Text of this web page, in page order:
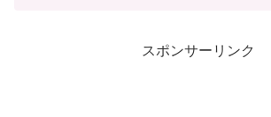
スポンサーリンク